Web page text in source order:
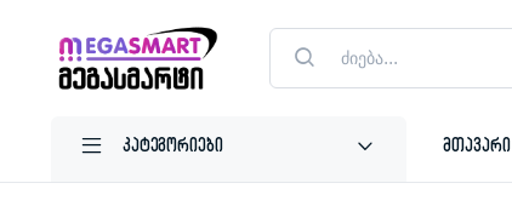
Products
search
მთავარი